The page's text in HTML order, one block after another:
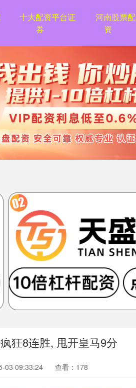
十大配资平台证
券
河南股票配
资
狂8连胜, 甩开皇马9分
03 09:33:24 查看：178